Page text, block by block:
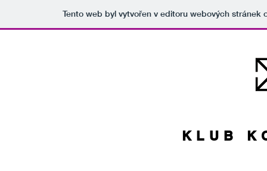
Tento web byl vytvořen v editoru webových stránek
KLUB